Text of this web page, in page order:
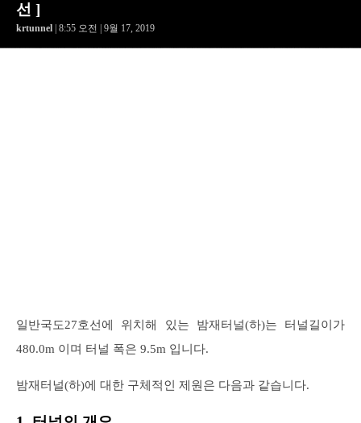
선 ]
krtunnel | 8:55 오전 | 9월 17, 2019
일반국도27호선에 위치해 있는 밤재터널(하)는 터널길이가
480.0m 이며 터널 폭은 9.5m 입니다.
밤재터널(하)에 대한 구체적인 제원은 다음과 같습니다.